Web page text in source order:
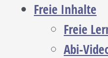
Freie Inhalte
Freie
Abi-